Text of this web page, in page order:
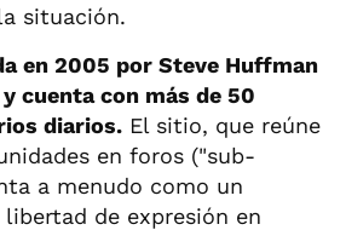
situación.
en 2005 por Steve Huffman
cuenta con más de 50
diarios. El sitio, que reúne
en foros ("sub-
a menudo como un
de expresión en